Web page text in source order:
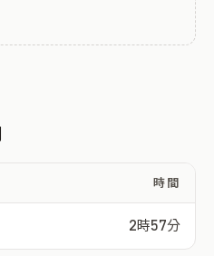
時間
2時57分